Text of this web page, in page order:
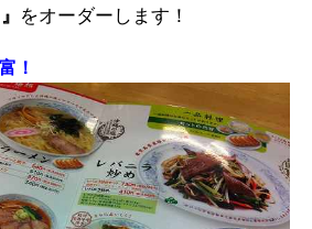
をオーダーします！
！